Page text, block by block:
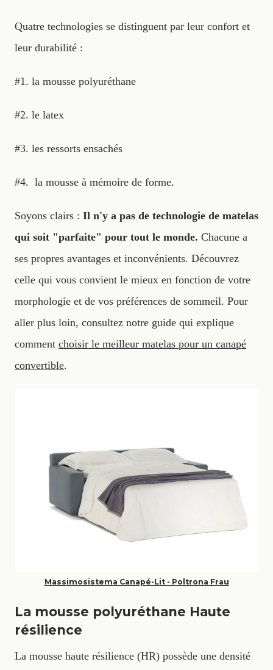
Quatre technologies se distinguent par leur confort et
leur durabilité :
#1. la mousse polyuréthane
#2. le latex
#3. les ressorts ensachés
#4. la mousse à mémoire de forme.
Soyons clairs : Il n'y a pas de technologie de matelas
qui soit "parfaite" pour tout le monde. Chacune a
ses propres avantages et inconvénients. Découvrez
celle qui vous convient le mieux en fonction de votre
morphologie et de vos préférences de sommeil. Pour
aller plus loin, consultez notre guide qui explique
comment choisir le meilleur matelas pour un canapé
convertible.
Massimosistema Canapé-Lit - Poltrona Frau
La mousse polyuréthane Haute
résilience
La mousse haute résilience (HR) possède une densité